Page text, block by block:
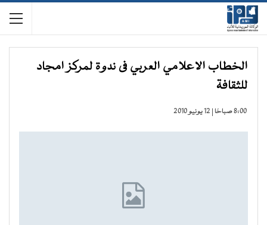
الخطاب الاعلامي العربي فى ندوة لمركز امجاد
للثقافة
8:00 صباحًا | 12 يونيو 2010